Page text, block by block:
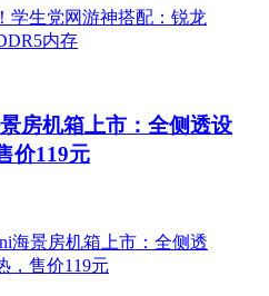
房机箱上市：全侧透设
价119元